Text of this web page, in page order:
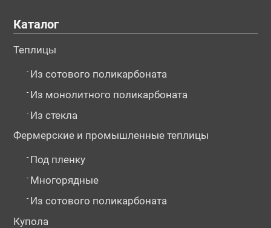
Каталог
Теплицы
- Из сотового поликарбоната
- Из монолитного поликарбоната
- Из стекла
Фермерские и промышленные теплицы
- Под пленку
- Многорядные
- Из сотового поликарбоната
Купола